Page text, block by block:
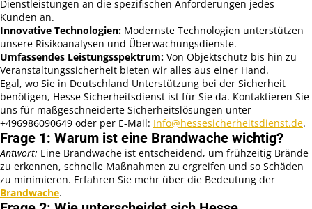
Dienstleistungen an die spezifischen Anforderungen jedes
Kunden an.
Innovative Technologien: Modernste Technologien unterstützen
unsere Risikoanalysen und Überwachungsdienste.
Umfassendes Leistungsspektrum: Von Objektschutz bis hin zu
Veranstaltungssicherheit bieten wir alles aus einer Hand.
Egal, wo Sie in Deutschland Unterstützung bei der Sicherheit
benötigen, Hesse Sicherheitsdienst ist für Sie da. Kontaktieren Sie
uns für maßgeschneiderte Sicherheitslösungen unter
+496986090649 oder per E-Mail: Info@hessesicherheitsdienst.de.
Frage 1: Warum ist eine Brandwache wichtig?
Antwort: Eine Brandwache ist entscheidend, um frühzeitig Brände
zu erkennen, schnelle Maßnahmen zu ergreifen und so Schäden
zu minimieren. Erfahren Sie mehr über die Bedeutung der
Brandwache.